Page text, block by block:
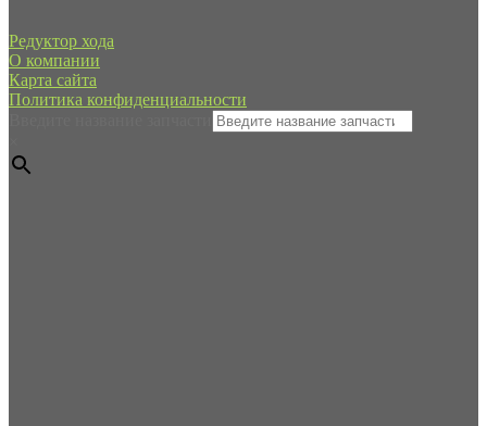
Редуктор хода
О компании
Карта сайта
Политика конфиденциальности